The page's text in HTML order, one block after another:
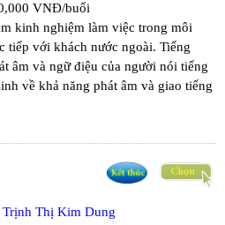
VNĐ/buổi
kinh nghiệm làm việc trong môi
tiếp với khách nước ngoài. Tiếng
âm và ngữ điệu của người nói tiếng
về khả năng phát âm và giao tiếng
Trịnh Thị Kim Dung